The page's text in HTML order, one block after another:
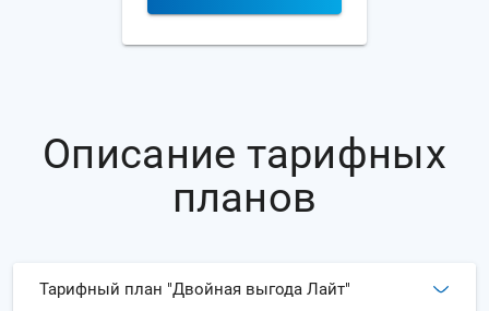
Описание тарифных
планов
Тарифный план "Двойная выгода Лайт"